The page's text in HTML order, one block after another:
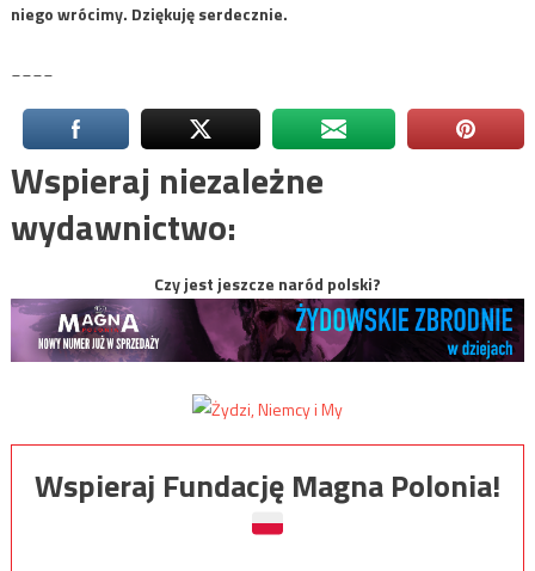
niego wrócimy. Dziękuję serdecznie.
Wspieraj niezależne
wydawnictwo:
Czy jest jeszcze naród polski?
Wspieraj Fundację Magna Polonia!